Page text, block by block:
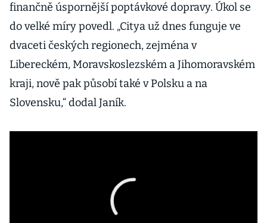
finančně úspornější poptávkové dopravy. Úkol se
do velké míry povedl. „Citya už dnes funguje ve
dvaceti českých regionech, zejména v
Libereckém, Moravskoslezském a Jihomoravském
kraji, nově pak působí také v Polsku a na
Slovensku,“ dodal Janík.